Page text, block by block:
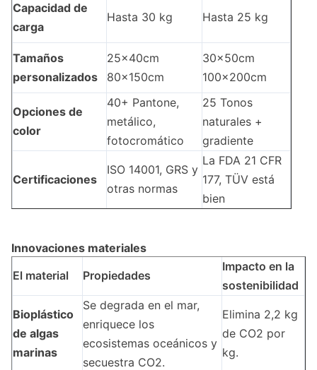
Capacidad de
carga
Hasta 30 kg Hasta 25 kg
Tamaños
personalizados
25x40cm
80x150cm
30x50cm
100x200cm
Opciones de
color
40+ Pantone,
metálico,
fotocromático
25 Tonos
naturales +
gradiente
Certificaciones
ISO 14001, GRS y
otras normas
La FDA 21 CFR
177, TÜV está
bien
Innovaciones materiales
El material
Propiedades
Impacto en la
sostenibilidad
Bioplástico
de algas
marinas
Se degrada en el mar,
enriquece los
ecosistemas oceánicos y
secuestra CO2.
Elimina 2,2 kg
de CO2 por
kg.